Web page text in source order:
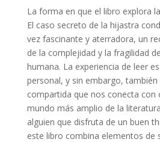
La forma en que el libro explora
El caso secreto de la hijastra
vez fascinante y aterradora, un
de la complejidad y la fragilidad
humana. La experiencia de leer
personal, y sin embargo, también
compartida que nos conecta con
mundo más amplio de la
alguien que disfruta de un buen
este libro combina elementos de